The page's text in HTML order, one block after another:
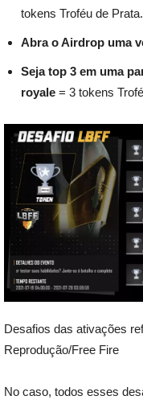
tokens Troféu de Prata.
Abra o Airdrop uma
Seja top 3 em uma
royale = 3 tokens
Desafios das ativações
Reprodução/Free Fire
No caso, todos esses